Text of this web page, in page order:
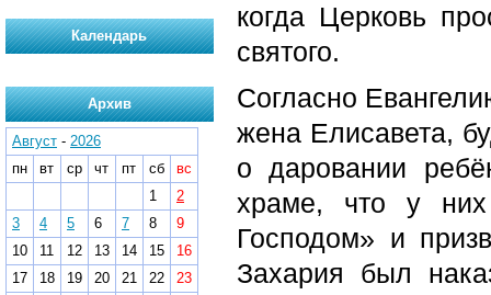
когда Церковь
святого.
Согласно
жена Елисавета,
о даровании
храме, что у них
Господом» и
Захария был
Календарь
Архив
Август - 2026
пн
вт ср чт пт сб
вс
1
2
3
4 5 6 7 8
9
10
11 12 13 14 15
16
17
18 19 20 21 22
23